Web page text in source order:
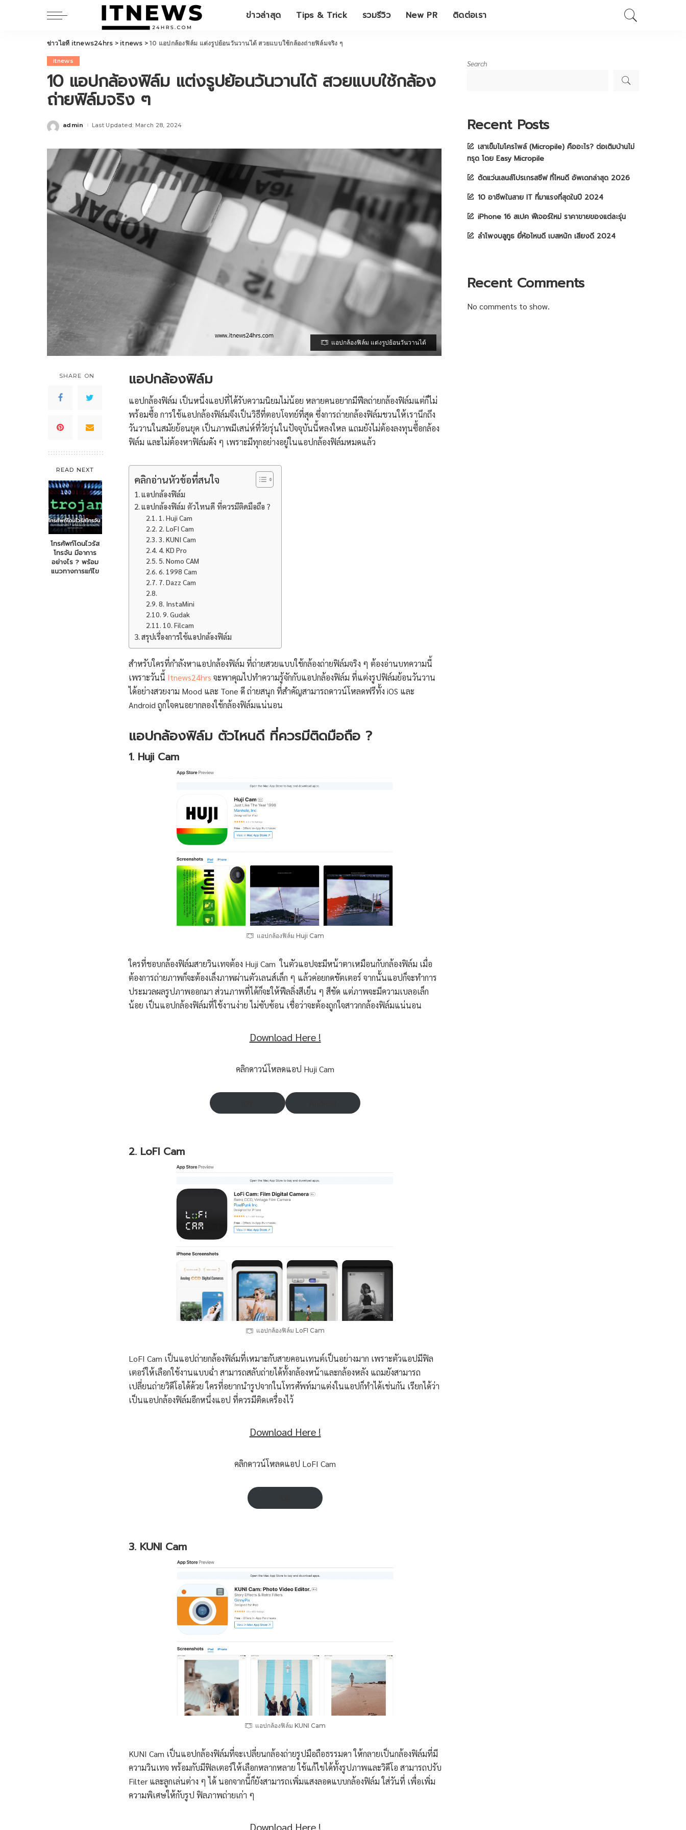
ข่าวล่าสุด Tips & Trick รวมรีวิว New PR ติดต่อเรา
ข่าวไอที itnews24hrs > itnews >10 แอปกล้องฟิล์ม แต่งรูปย้อนวันวานได้ สวยแบบใช้กล้องถ่ายฟิล์มจริง ๆ
itnews
10 แอปกล้องฟิล์ม แต่งรูปย้อนวันวานได้ สวยแบบใช้กล้อง
ถ่ายฟิล์มจริง ๆ
Posted
admin Last Updated: March 28, 2024
แอปกล้องฟิล์ม แต่งรูปย้อนวันวานได้
SHARE ON
READ NEXT
โทรศัพท์โดนไวรัส
โทรจัน มีอาการ
อย่างไร ? พร้อม
แนวทางการแก้ไข
แอปกล้องฟิล์ม
แอปกล้องฟิล์ม เป็นหนึ่งแอปที่ได้รับความนิยมไม่น้อย หลายคนอยากมีฟีลถ่ายกล้องฟิล์มแต่ก็ไม่
พร้อมซื้อ การใช้แอปกล้องฟิล์มจึงเป็นวิธีที่ตอบโจทย์ที่สุด ซึ่งการถ่ายกล้องฟิล์มชวนให้เรานึกถึง
วันวานในสมัยย้อนยุค เป็นภาพมีเสน่ห์ที่วัยรุ่นในปัจจุบันนี้หลงใหล แถมยังไม่ต้องลงทุนซื้อกล้อง
ฟิล์ม และไม่ต้องหาฟิล์มดัง ๆ เพราะมีทุกอย่างอยู่ในแอปกล้องฟิล์มหมดแล้ว
คลิกอ่านหัวข้อที่สนใจ
แอปกล้องฟิล์ม
แอปกล้องฟิล์ม ตัวไหนดี ที่ควรมีติดมือถือ ?
1. Huji Cam
2. LoFI Cam
3. KUNI Cam
4. KD Pro
5. Nomo CAM
6. 1998 Cam
7. Dazz Cam
8. InstaMini
9. Gudak
10. Filcam
สรุปเรื่องการใช้แอปกล้องฟิล์ม
สำหรับใครที่กำลังหาแอปกล้องฟิล์ม ที่ถ่ายสวยแบบใช้กล้องถ่ายฟิล์มจริง ๆ ต้องอ่านบทความนี้
เพราะวันนี้ Itnews24hrs จะพาคุณไปทำความรู้จักกับแอปกล้องฟิล์ม ที่แต่งรูปฟิล์มย้อนวันวาน
ได้อย่างสวยงาม Mood และ Tone ดี ถ่ายสนุก ที่สำคัญสามารถดาวน์โหลดฟรีทั้ง iOS และ
Android ถูกใจคนอยากลองใช้กล้องฟิล์มแน่นอน
แอปกล้องฟิล์ม ตัวไหนดี ที่ควรมีติดมือถือ ?
1. Huji Cam
แอปกล้องฟิล์ม Huji Cam
ใครที่ชอบกล้องฟิล์มสายวินเทจต้อง Huji Cam ในตัวแอปจะมีหน้าตาเหมือนกับกล้องฟิล์ม เมื่อ
ต้องการถ่ายภาพก็จะต้องเล็งภาพผ่านตัวเลนส์เล็ก ๆ แล้วค่อยกดชัตเตอร์ จากนั้นแอปก็จะทำการ
ประมวลผลรูปภาพออกมา ส่วนภาพที่ได้ก็จะให้ฟีลลิ่งสีเย็น ๆ สีชัด แต่ภาพจะมีความเบลอเล็ก
น้อย เป็นแอปกล้องฟิล์มที่ใช้งานง่าย ไม่ซับซ้อน เชื่อว่าจะต้องถูกใจสาวกกล้องฟิล์มแน่นอน
Download Here !
คลิกดาวน์โหลดแอป Huji Cam
2. LoFI Cam
แอปกล้องฟิล์ม LoFI Cam
LoFI Cam เป็นแอปถ่ายกล้องฟิล์มที่เหมาะกับสายคอนเทนต์เป็นอย่างมาก เพราะตัวแอปมีฟิล
เตอร์ให้เลือกใช้งานแบบฉ่ำ สามารถสลับถ่ายได้ทั้งกล้องหน้าและกล้องหลัง แถมยังสามารถ
เปลี่ยนถ่ายวิดีโอได้ด้วย ใครที่อยากนำรูปจากในโทรศัพท์มาแต่งในแอปก็ทำได้เช่นกัน เรียกได้ว่า
เป็นแอปกล้องฟิล์มอีกหนึ่งแอป ที่ควรมีติดเครื่องไว้
Download Here !
คลิกดาวน์โหลดแอป LoFI Cam
3. KUNI Cam
แอปกล้องฟิล์ม KUNI Cam
KUNI Cam เป็นแอปกล้องฟิล์มที่จะเปลี่ยนกล้องถ่ายรูปมือถือธรรมดา ให้กลายเป็นกล้องฟิล์มที่มี
ความวินเทจ พร้อมกับมีฟิลเตอร์ให้เลือกหลากหลาย ใช้แก้ไขได้ทั้งรูปภาพและวิดีโอ สามารถปรับ
Filter และลูกเล่นต่าง ๆ ได้ นอกจากนี้ก็ยังสามารถเพิ่มแสงลอดแบบกล้องฟิล์ม ใส่วันที่ เพื่อเพิ่ม
ความพิเศษให้กับรูป ฟิลภาพถ่ายเก่า ๆ
Download Here !
Search
Recent Posts
เสาเข็มไมโครไพล์ (Micropile) คืออะไร? ต่อเติมบ้านไม่
ทรุด โดย Easy Micropile
ตัดแว่นเลนส์โปรเกรสซีฟ ที่ไหนดี อัพเดทล่าสุด 2026
10 อาชีพในสาย IT ที่มาแรงที่สุดในปี 2024
iPhone 16 สเปค ฟีเจอร์ใหม่ ราคาขายของแต่ละรุ่น
ลำโพงบลูทูธ ยี่ห้อไหนดี เบสหนัก เสียงดี 2024
Recent Comments
No comments to show.